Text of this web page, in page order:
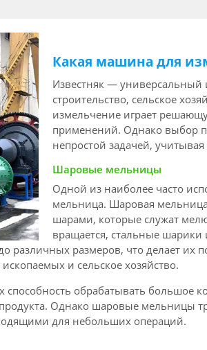
Какая машина для
Известняк — универсальный
строительство, сельское
измельчение играет
применений. Однако выбор
непростой задачей,
Шаровые мельницы
Одной из наиболее часто
мельница. Шаровая
шарами, которые служат
вращается, стальные
различных размеров, что делает
и сельское хозяйство.
обрабатывать большое
Однако шаровые мельницы
для небольших операций.